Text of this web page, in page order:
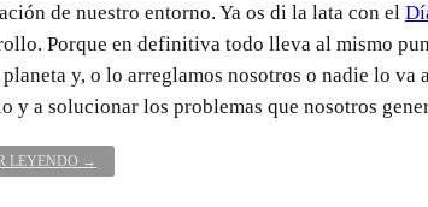
de nuestro entorno. Ya os di la lata con el
Porque en definitiva todo lleva al mismo
y, o lo arreglamos nosotros o nadie lo va
y a solucionar los problemas que nosotros
LEYENDO
DE
→